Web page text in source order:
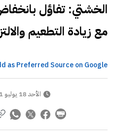
الخشتي: تفاؤل
مع زيادة التطعيم
as Preferred Source on Google
الأحد 18 يوليو 2021